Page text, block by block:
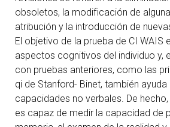
obsoletos, la modificación de
atribución y la introducción de
El objetivo de la prueba de CI WAIS
aspectos cognitivos del individuo y,
con pruebas anteriores, como las
qi de Stanford- Binet, también ayuda
capacidades no verbales. De
es capaz de medir la capacidad de